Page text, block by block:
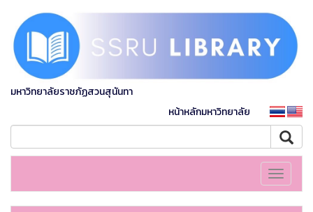
มหาวิทยาลัยราชภัฏสวนสุนันทา
หน้าหลักมหาวิทยาลัย
Toggle